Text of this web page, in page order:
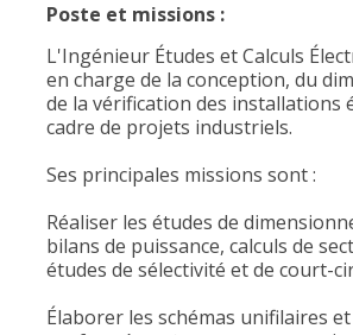
Poste et missions :
L'Ingénieur Études et Calculs
en charge de la conception, du
de la vérification des installations
cadre de projets industriels.
Ses principales missions sont :
Réaliser les études de
bilans de puissance, calculs de
études de sélectivité et de court-
Élaborer les schémas unifilaires